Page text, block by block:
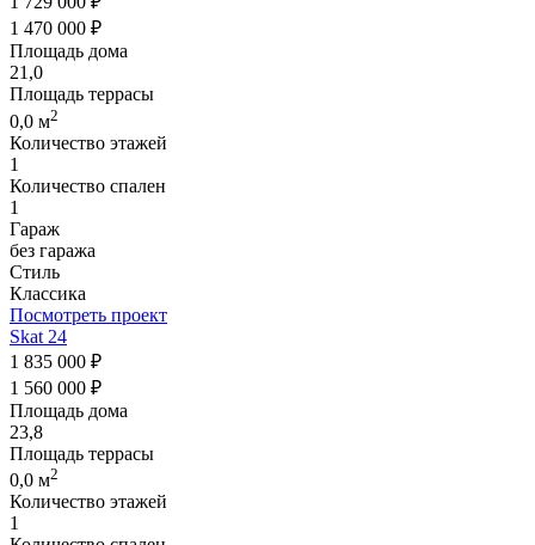
1 470 000 ₽
Площадь дома
21,0
Площадь террасы
0,0 м2
Количество этажей
1
Количество спален
1
Гараж
без гаража
Стиль
Классика
Посмотреть проект
Skat 24
1 835 000 ₽
1 560 000 ₽
Площадь дома
23,8
Площадь террасы
0,0 м2
Количество этажей
1